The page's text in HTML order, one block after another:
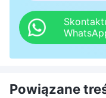
Powiązane